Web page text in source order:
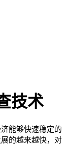
技术
能够快速稳定的
的越来越快，对